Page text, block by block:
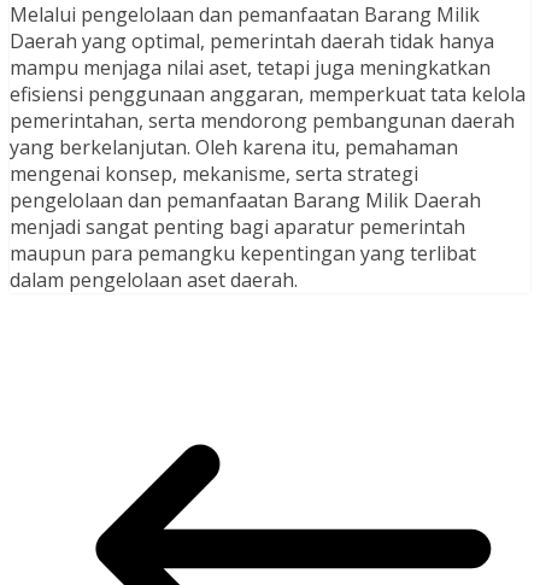
Melalui pengelolaan dan pemanfaatan Barang Milik
Daerah yang optimal, pemerintah daerah tidak hanya
mampu menjaga nilai aset, tetapi juga meningkatkan
efisiensi penggunaan anggaran, memperkuat tata kelola
pemerintahan, serta mendorong pembangunan daerah
yang berkelanjutan. Oleh karena itu, pemahaman
mengenai konsep, mekanisme, serta strategi
pengelolaan dan pemanfaatan Barang Milik Daerah
menjadi sangat penting bagi aparatur pemerintah
maupun para pemangku kepentingan yang terlibat
dalam pengelolaan aset daerah.